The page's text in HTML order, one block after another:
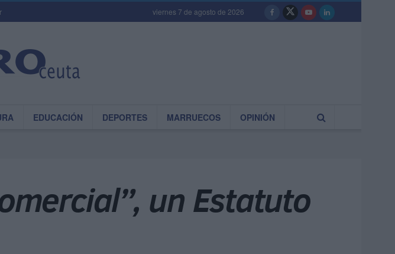
viernes 7 de agosto de 2026
EDUCACIÓN DEPORTES MARRUECOS OPINIÓN
un Estatuto